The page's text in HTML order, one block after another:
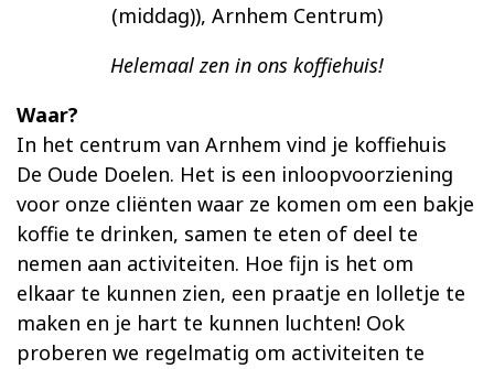
(middag)), Arnhem Centrum)
Helemaal zen in ons koffiehuis!
Waar?
In het centrum van Arnhem vind je koffiehuis
De Oude Doelen. Het is een inloopvoorziening
voor onze cliënten waar ze komen om een bakje
koffie te drinken, samen te eten of deel te
nemen aan activiteiten. Hoe fijn is het om
elkaar te kunnen zien, een praatje en lolletje te
maken en je hart te kunnen luchten! Ook
proberen we regelmatig om activiteiten te